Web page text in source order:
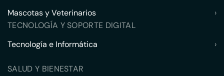
Mascotas y Veterinarios
›
TECNOLOGÍA Y SOPORTE DIGITAL
Tecnología e Informática
›
SALUD Y BIENESTAR